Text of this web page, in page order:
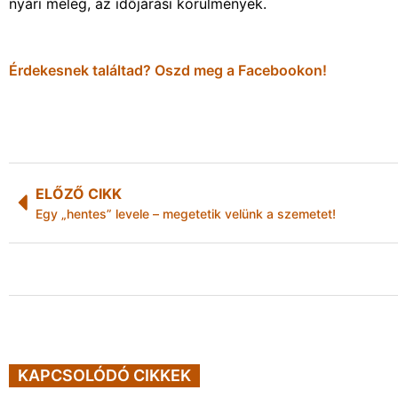
nyári meleg, az időjárási körülmények.
Érdekesnek találtad? Oszd meg a Facebookon!
ELŐZŐ CIKK
Egy „hentes” levele – megetetik velünk a szemetet!
KAPCSOLÓDÓ CIKKEK